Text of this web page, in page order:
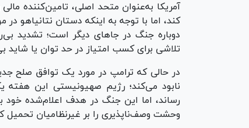
آمریکا به‌عنوان متحد اصلی، تامین‌کننده
کند، اما با توجه به اینکه دستان نتانیاهو
دوباره جنگ در جاهای دیگر است؛ تشدید
تلاشی برای کسب امتیاز در حد توان یا شاید
در حالی که ترامپ در مورد یک توافق صلح
نابود می‌کند؛ رژیم صهیونیستی این هفته
رساند، اما این جنگ در هدف اعلام‌شده
وحشت وصف‌ناپذیری را بر غیرنظامیان تحمیل